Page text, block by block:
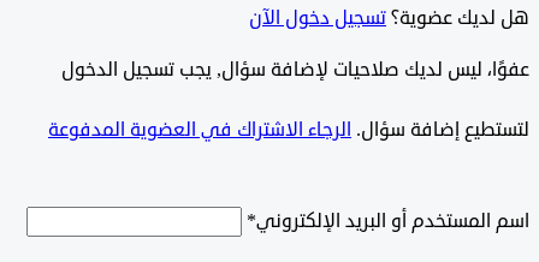
عضوية؟تسجيل دخول الآن
ليس لديك صلاحيات لإضافة سؤال, يجب تسجيل الدخول
إضافة سؤال.الرجاء الاشتراك في العضوية المدفوعة
أو البريد الإلكتروني*